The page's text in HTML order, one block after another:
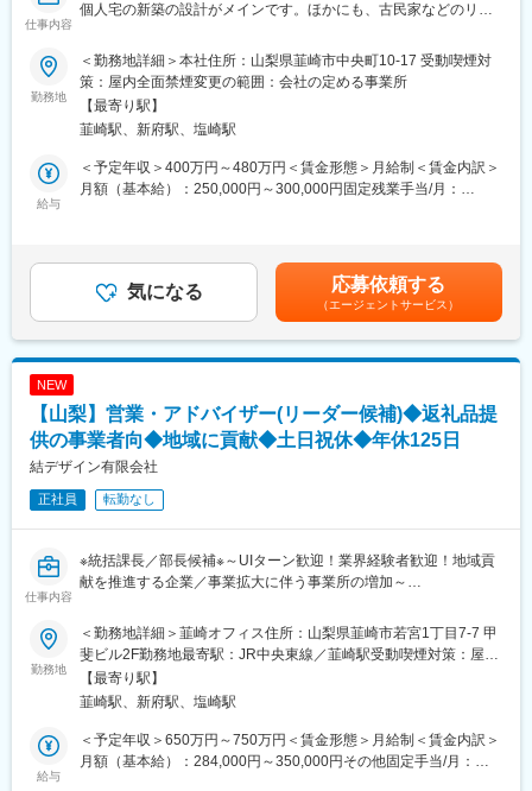
仕事内容
個人宅の新築の設計がメインです。ほかにも、古民家などのリノ
カフェなどの飲食店舗が多く、美容院などもあります。当社HPに
も施工事例を載せております。経験や希望によってお任せしてい
きます。
■業務の特徴：
【特徴（1）営業～設計～建築～引き渡しまで当社内で役割分担を
して一気通貫で対応。達成感がある仕事です！】お客様はHPなど
【特徴（2）リモートワークも相談可能！】現場へ伺うこともある
ので、フルリモートは厳しいとは思いますが、ご自宅の事情によ
リングいたします。
↓
基本プラン作成・打ち合わせ…ヒアリングの結果をまとめた基本
結。
↓
着工…着工後も工務担当とやり取りを行うことがあります。
■入社後の流れ：
社員は全員で7名で設計1名（社長）、工務4名、営業1名、事務1
名に分かれています。入社後は現在設計も担当している社長より
OJTを行います。
■IROHA CRAFTが約束する5つのすまいづくり
・ずっと大切に住み継がれていくすまいづくり
勤務地
＜勤務地詳細＞本社住所：山梨県韮崎市中央町10-17 受動喫煙対
策：屋内全面禁煙変更の範囲：会社の定める事業所
【最寄り駅】
韮崎駅、新府駅、塩崎駅
給与
＜予定年収＞400万円～480万円＜賃金形態＞月給制＜賃金内訳＞
月額（基本給）：250,000円～300,000円固定残業手当/月：
＞・昇給：有／4月・賞与：有／5月、11月、12月（決算賞与は経
営状況により支給）※給与は経験、能力に準ずる賃金はあくまでも
目安の金額であり、選考を通じて上下する可能性があります。月
給(月額)は固定手当を含めた表記です。
気になる 応募依頼する
（エージェントサービス）
NEW
【山梨】営業・アドバイザー(リーダー候補)◆返礼品提
供の事業者向◆地域に貢献◆土日祝休◆年休125日
結デザイン有限会社
正社員 転勤なし
仕事内容
※統括課長／部長候補※～UIターン歓迎！業界経験者歓迎！地域貢
献を推進する企業／事業拡大に伴う事業所の増加～
■採用の背景：
当社は全国の自治体様のふるさと納税業務を総合的にサポートし
ており、事業は年々成長を遂げています。組織体制の強化とさら
なる事業拡大を目指し、この度、リーダーシップを発揮し組織を
牽引していただける経験豊富なリーダーを増員することにいたし
ました。地域貢献をミッションとする当社で、その意義を実感し
ながらチームを導いていただける方をお待ちしています。
勤務地
＜勤務地詳細＞韮崎オフィス住所：山梨県韮崎市若宮1丁目7‐7 甲
斐ビル2F勤務地最寄駅：JR中央東線／韮崎駅受動喫煙対策：屋内
全面禁煙変更の範囲：無
【最寄り駅】
韮崎駅、新府駅、塩崎駅
給与
＜予定年収＞650万円～750万円＜賃金形態＞月給制＜賃金内訳＞
月額（基本給）：284,000円～350,000円その他固定手当/月：